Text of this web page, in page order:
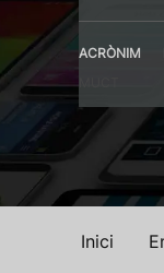
ACRÒNIM
Inici